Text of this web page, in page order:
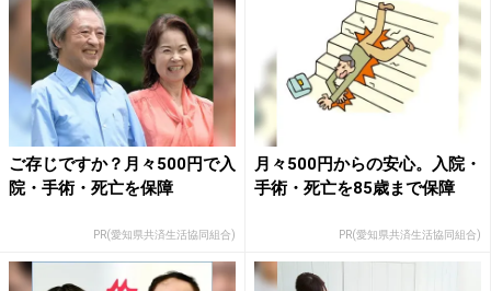
ご存じですか？月々500円で入
院・手術・死亡を保障
PR(愛知県共済生活協同組合)
月々500円からの安心。入院・
手術・死亡を85歳まで保障
PR(愛知県共済生活協同組合)